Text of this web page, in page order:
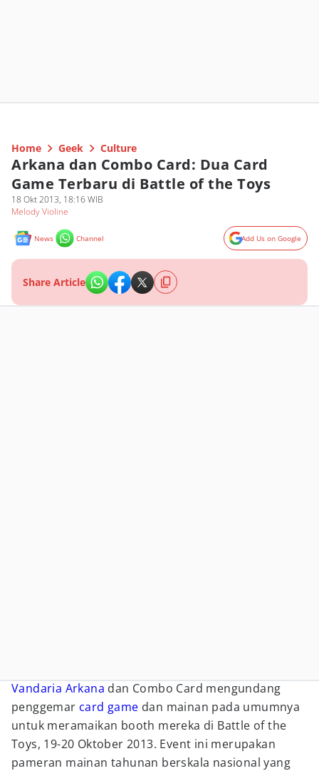
Home Geek Culture
Arkana dan Combo Card: Dua Card
Game Terbaru di Battle of the Toys
18 Okt 2013, 18:16 WIB
Melody Violine
News Channel Add Us on Google
Share Article
Vandaria Arkana dan Combo Card mengundang
penggemar card game dan mainan pada umumnya
untuk meramaikan booth mereka di Battle of the
Toys, 19-20 Oktober 2013. Event ini merupakan
pameran mainan tahunan berskala nasional yang